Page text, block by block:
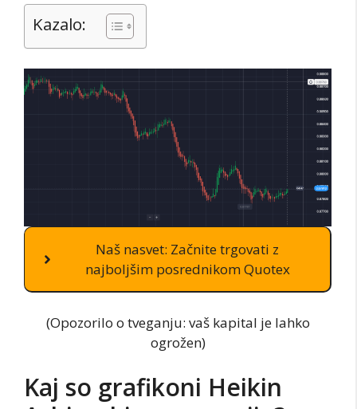
Kazalo:
Naš nasvet: Začnite trgovati z
najboljšim posrednikom Quotex
(Opozorilo o tveganju: vaš kapital je lahko
ogrožen)
Kaj so grafikoni Heikin